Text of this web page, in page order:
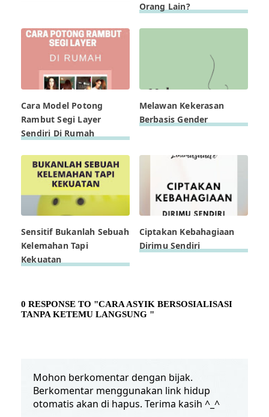
Orang Lain?
Cara Model Potong
Rambut Segi Layer
Sendiri Di Rumah
Melawan Kekerasan
Berbasis Gender
Sensitif Bukanlah Sebuah
Kelemahan Tapi
Kekuatan
Ciptakan Kebahagiaan
Dirimu Sendiri
0 RESPONSE TO "CARA ASYIK BERSOSIALISASI
TANPA KETEMU LANGSUNG "
Mohon berkomentar dengan bijak.
Berkomentar menggunakan link hidup
otomatis akan di hapus. Terima kasih ^_^